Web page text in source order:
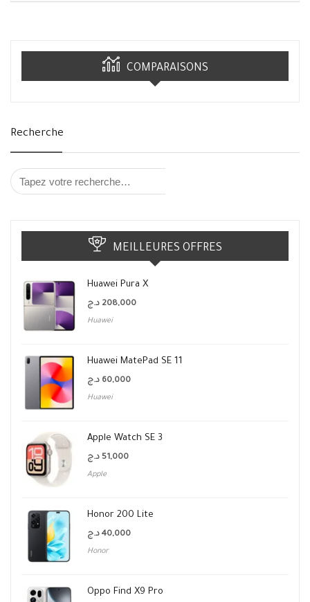
COMPARAISONS
Recherche
MEILLEURES OFFRES
Huawei Pura X
208,000 د.ج
Huawei
Huawei MatePad SE 11
60,000 د.ج
Huawei
Apple Watch SE 3
51,000 د.ج
Apple
Honor 200 Lite
40,000 د.ج
Honor
Oppo Find X9 Pro